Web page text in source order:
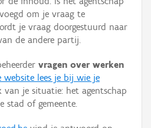
om je vraag te
je vraag doorgestuurd naar
de andere partij.
vragen over werken
website lees je bij wie je
van je situatie: het agentschap
stad of gemeente.